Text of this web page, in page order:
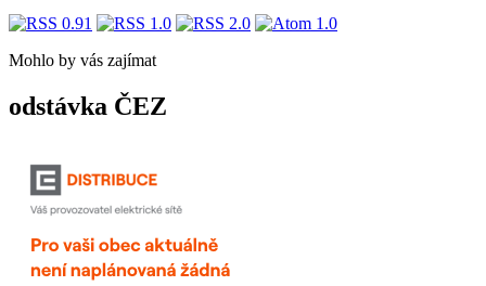
Mohlo by vás zajímat
odstávka ČEZ